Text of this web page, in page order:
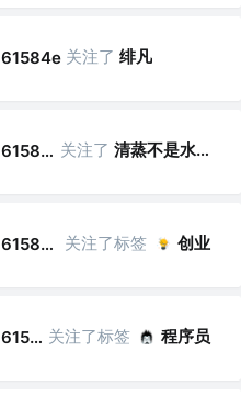
关注了 绯凡
5bbbfa7ef265da0af161584e 关注了 清蒸不是水煮
5bbbfa7ef265da0af161584e 关注了标签 创业
5bbbfa7ef265da0af161584e 关注了标签 程序员